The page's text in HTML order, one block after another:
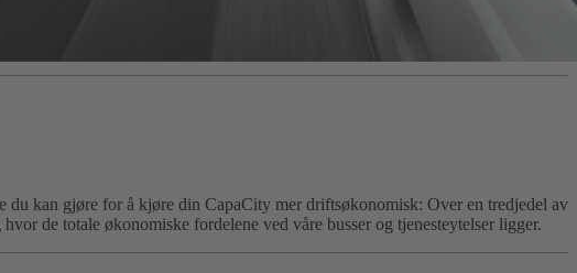
du kan gjøre for å kjøre din CapaCity mer driftsøkonomisk: Over en tredjedel av
de totale økonomiske fordelene ved våre busser og tjenesteytelser ligger.